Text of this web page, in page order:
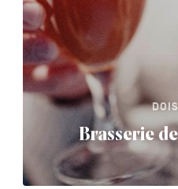
Brasserie